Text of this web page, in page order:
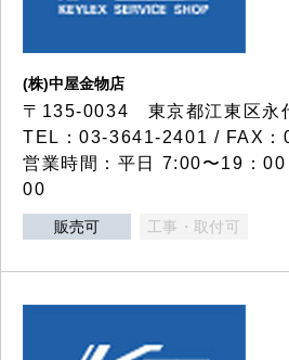
(株)中屋金物店
〒135-0034 東京都江東区永
TEL：03-3641-2401 / FAX：
営業時間：平日 7:00〜19：
00
販売可 工事・取付可